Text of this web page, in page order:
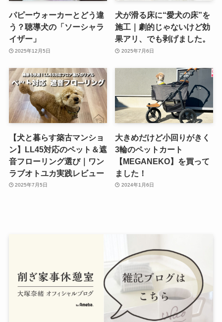
パピーウォーカーとどう違
う？聴導犬の「ソーシャラ
イザー」
2025年12月5日
犬が滑る床に“愛犬の床”を
施工｜劇的じゃないけど効
果アリ、でも剥げました。
2025年7月6日
【犬と暮らす築古マンショ
ン】LL45対応のペット＆遮
音フローリング選び｜ワン
ラブオトユカ実践レビュー
2025年7月5日
大きめだけど小回りがきく
3輪のペットカート
【MEGANEKO】を買って
ました！
2024年1月6日